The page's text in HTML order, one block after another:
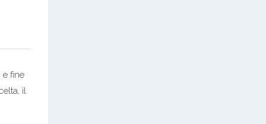
e fine
il